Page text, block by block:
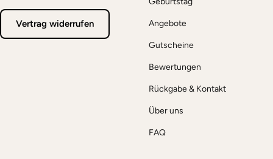
Vertrag widerrufen Angebote
Gutscheine
Bewertungen
Rückgabe & Kontakt
Über uns
FAQ